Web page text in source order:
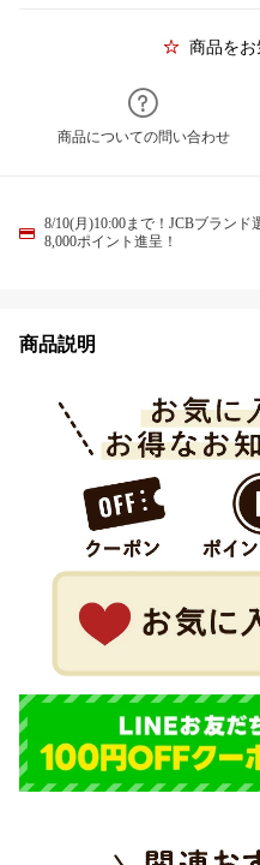
商品を
商品についての問い合わせ
8/10(月)10:00まで！JCBブラン
8,000ポイント進呈！
商品説明